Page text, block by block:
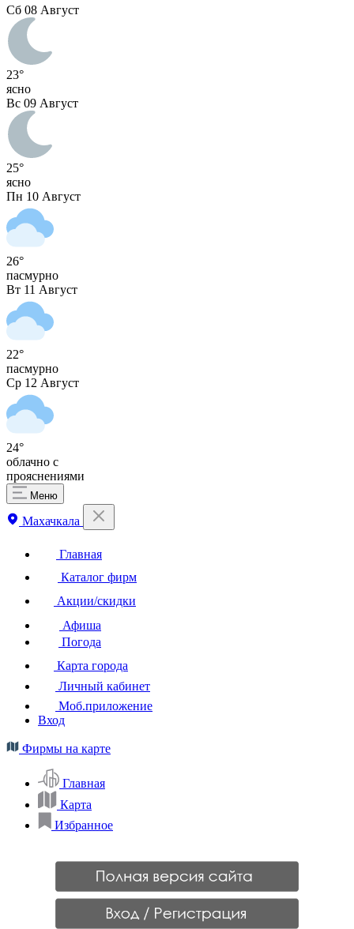
Сб 08 Август
23°
ясно
Вс 09 Август
25°
ясно
Пн 10 Август
26°
пасмурно
Вт 11 Август
22°
пасмурно
Ср 12 Август
24°
облачно с
прояснениями
Меню
Махачкала
Главная
Каталог фирм
Акции/скидки
Афиша
Погода
Карта города
Личный кабинет
Моб.приложение
Вход
Фирмы на карте
Главная
Карта
Избранное